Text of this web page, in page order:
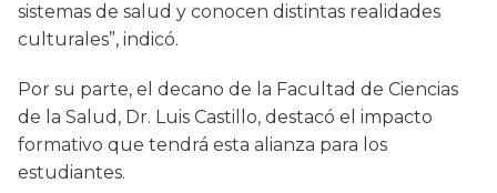
sistemas de salud y conocen distintas realidades
culturales”, indicó.
Por su parte, el decano de la Facultad de Ciencias
de la Salud, Dr. Luis Castillo, destacó el impacto
formativo que tendrá esta alianza para los
estudiantes.